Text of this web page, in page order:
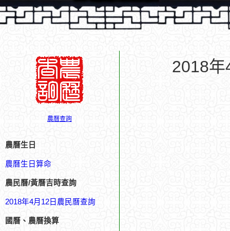
農曆查詢
農曆生日
農曆生日算命
農民曆/黃曆吉時查詢
2018年4月12日農民曆查詢
國曆、農曆換算
2018